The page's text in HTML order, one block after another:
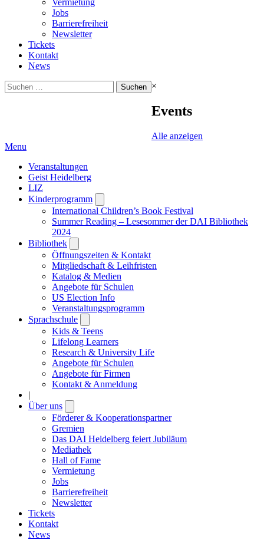
Vermietung
Jobs
Barrierefreiheit
Newsletter
Tickets
Kontakt
News
Suchen
nach:
×
Events
Alle anzeigen
Menu
Veranstaltungen
Geist Heidelberg
LIZ
Kinderprogramm
submenu
International Children’s Book Festival
Summer Reading – Lesesommer der DAI Bibliothek
2024
Bibliothek
submenu
Öffnungszeiten & Kontakt
Mitgliedschaft & Leihfristen
Katalog & Medien
Angebote für Schulen
US Election Info
Veranstaltungsprogramm
Sprachschule
submenu
Kids & Teens
Lifelong Learners
Research & University Life
Angebote für Schulen
Angebote für Firmen
Kontakt & Anmeldung
|
Über uns
submenu
Förderer & Kooperationspartner
Gremien
Das DAI Heidelberg feiert Jubiläum
Mediathek
Hall of Fame
Vermietung
Jobs
Barrierefreiheit
Newsletter
Tickets
Kontakt
News